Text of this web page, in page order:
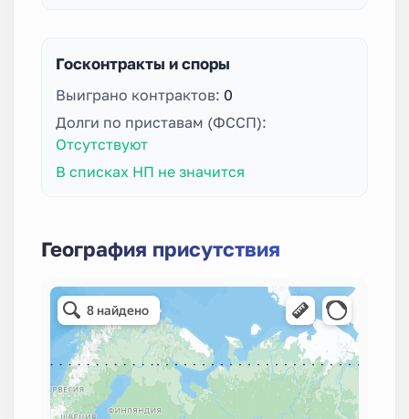
Госконтракты и споры
Выиграно контрактов: 0
Долги по приставам (ФССП):
Отсутствуют
В списках НП не значится
География присутствия